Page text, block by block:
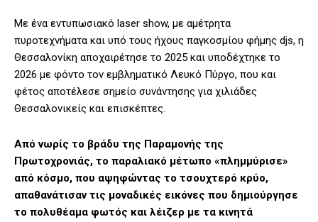
Με ένα εντυπωσιακό laser show, με αμέτρητα
πυροτεχνήματα και υπό τους ήχους παγκοσμίου φήμης djs, η
Θεσσαλονίκη αποχαιρέτησε το 2025 και υποδέχτηκε το
2026 με φόντο τον εμβληματικό Λευκό Πύργο, που και
φέτος αποτέλεσε σημείο συνάντησης για χιλιάδες
Θεσσαλονικείς και επισκέπτες.
Από νωρίς το βράδυ της Παραμονής της
Πρωτοχρονιάς, το παραλιακό μέτωπο «πλημμύρισε»
από κόσμο, που αψηφώντας το τσουχτερό κρύο,
απαθανάτισαν τις μοναδικές εικόνες που δημιούργησε
το πολυθέαμα φωτός και λέιζερ με τα κινητά